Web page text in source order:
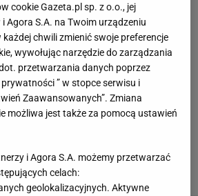
cookie Gazeta.pl sp. z o.o., jej
Agora S.A. na Twoim urządzeniu
chwili zmienić swoje preferencje
wywołując narzędzie do zarządzania
przetwarzania danych poprzez
” w stopce serwisu i
Zaawansowanych”. Zmiana
możliwa jest także za pomocą ustawień
i Agora S.A. możemy przetwarzać
celach:
geolokalizacyjnych. Aktywne